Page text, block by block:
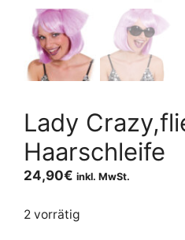
Lady
Haarschleife
24,90€ inkl. MwSt.
2 vorrätig